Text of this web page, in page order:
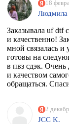
18
Людмила
Заказывала uf dtf
и качественно!
мной связалась и
готовы на
в пвз сдэк. Очень
и качеством
обращаться.
2
JCC K.